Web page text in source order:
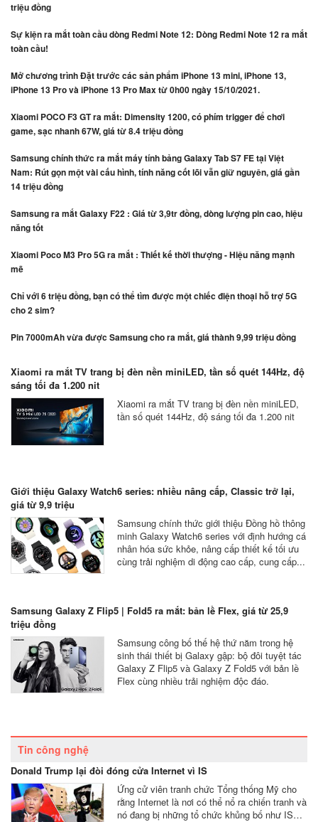
triệu đồng
Sự kiện ra mắt toàn cầu dòng Redmi Note 12: Dòng Redmi Note 12 ra mắt
toàn cầu!
Mở chương trình Đặt trước các sản phẩm iPhone 13 mini, iPhone 13,
iPhone 13 Pro và iPhone 13 Pro Max từ 0h00 ngày 15/10/2021.
Xiaomi POCO F3 GT ra mắt: Dimensity 1200, có phím trigger để chơi
game, sạc nhanh 67W, giá từ 8.4 triệu đồng
Samsung chính thức ra mắt máy tính bảng Galaxy Tab S7 FE tại Việt
Nam: Rút gọn một vài cấu hình, tính năng cốt lõi vẫn giữ nguyên, giá gần
14 triệu đồng
Samsung ra mắt Galaxy F22 : Giá từ 3,9tr đồng, dòng lượng pin cao, hiệu
năng tốt
Xiaomi Poco M3 Pro 5G ra mắt : Thiết kế thời thượng - Hiệu năng mạnh
mẽ
Chỉ với 6 triệu đồng, bạn có thể tìm được một chiếc điện thoại hỗ trợ 5G
cho 2 sim?
Pin 7000mAh vừa được Samsung cho ra mắt, giá thành 9,99 triệu đồng
Xiaomi ra mắt TV trang bị đèn nền miniLED, tần số quét 144Hz, độ
sáng tối đa 1.200 nit
Xiaomi ra mắt TV trang bị đèn nền miniLED,
tần số quét 144Hz, độ sáng tối đa 1.200 nit
Giới thiệu Galaxy Watch6 series: nhiều nâng cấp, Classic trở lại,
giá từ 9,9 triệu
Samsung chính thức giới thiệu Đồng hồ thông
minh Galaxy Watch6 series với định hướng cá
nhân hóa sức khỏe, nâng cấp thiết kế tối ưu
cùng trải nghiệm di động cao cấp, cung cấp...
Samsung Galaxy Z Flip5 | Fold5 ra mắt: bản lề Flex, giá từ 25,9
triệu đồng
Samsung công bố thế hệ thứ năm trong hệ
sinh thái thiết bị Galaxy gập: bộ đôi tuyệt tác
Galaxy Z Flip5 và Galaxy Z Fold5 với bản lề
Flex cùng nhiều trải nghiệm độc đáo.
Tin công nghệ
Donald Trump lại đòi đóng cửa Internet vì IS
Ứng cử viên tranh chức Tổng thống Mỹ cho
rằng Internet là nơi có thể nổ ra chiến tranh và
nó đang bị những tổ chức khủng bố như IS…